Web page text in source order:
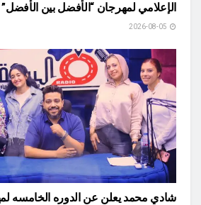
الإعلامي لمهرجان “الأفضل بين
شادي محمد يعلن عن الدوره الخامسه